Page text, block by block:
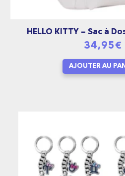
HELLO KITTY – Sac à
34,95€
AJOUTER AU